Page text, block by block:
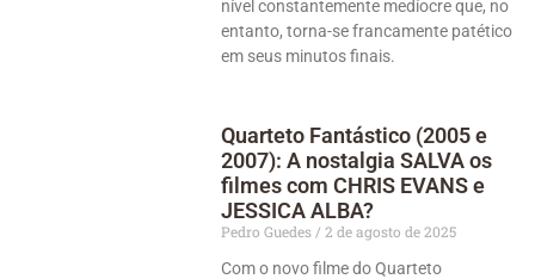
nível constantemente medíocre que, no
entanto, torna-se francamente patético
em seus minutos finais.
Quarteto Fantástico (2005 e
2007): A nostalgia SALVA os
filmes com CHRIS EVANS e
JESSICA ALBA?
Pedro Guedes
2 de agosto de 2025
Com o novo filme do Quarteto